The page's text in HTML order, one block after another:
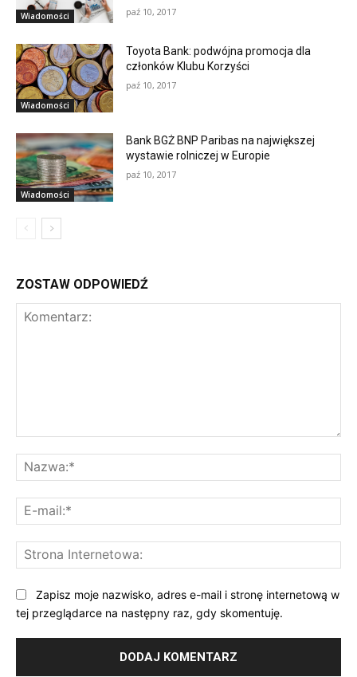
Wiadomości paź 10, 2017
Wiadomości
Toyota Bank: podwójna promocja dla
członków Klubu Korzyści
paź 10, 2017
Wiadomości
Bank BGŻ BNP Paribas na największej
wystawie rolniczej w Europie
paź 10, 2017
ZOSTAW ODPOWIEDŹ
Zapisz moje nazwisko, adres e-mail i stronę internetową w
tej przeglądarce na następny raz, gdy skomentuję.